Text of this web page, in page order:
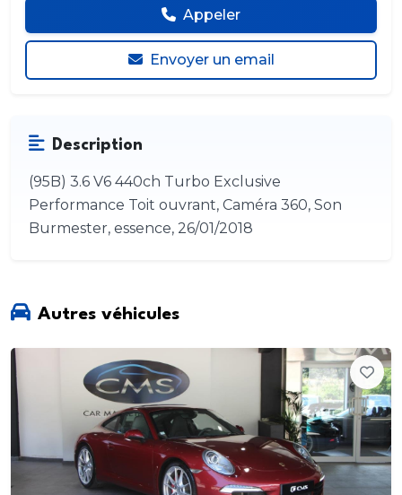
Appeler
Envoyer un email
Description
(95B) 3.6 V6 440ch Turbo Exclusive
Performance Toit ouvrant, Caméra 360, Son
Burmester, essence, 26/01/2018
Autres véhicules